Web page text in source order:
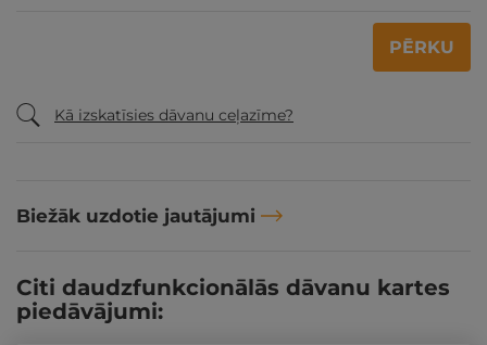
PĒRKU
Kā izskatīsies dāvanu ceļazīme?
Biežāk uzdotie jautājumi
Citi daudzfunkcionālās dāvanu kartes
piedāvājumi: